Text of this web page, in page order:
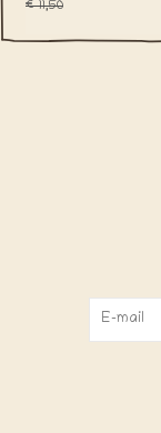
€11,50